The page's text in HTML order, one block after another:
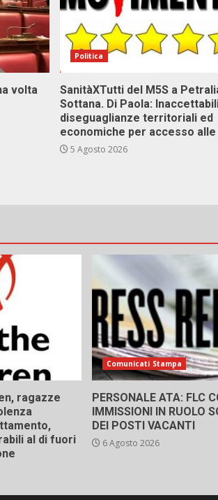
volta
Politica
SanitàXTutti del M5S a
Sottana. Di Paola:
diseguaglianze territoriali ed
economiche per accesso
5 Agosto 2026
ragazze
al di fuori
Comunicati Stampa
PERSONALE ATA: FLC
IMMISSIONI IN RUOLO
DEI POSTI VACANTI
6 Agosto 2026